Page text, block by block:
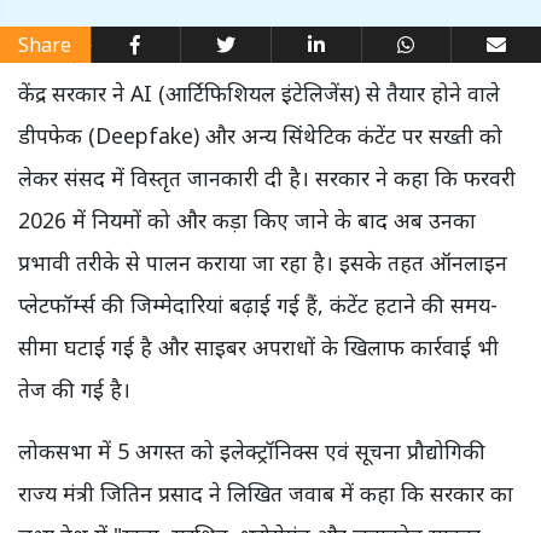
Share
केंद्र सरकार ने AI (आर्टिफिशियल इंटेलिजेंस) से तैयार होने वाले
डीपफेक (Deepfake) और अन्य सिंथेटिक कंटेंट पर सख्ती को
लेकर संसद में विस्तृत जानकारी दी है। सरकार ने कहा कि फरवरी
2026 में नियमों को और कड़ा किए जाने के बाद अब उनका
प्रभावी तरीके से पालन कराया जा रहा है। इसके तहत ऑनलाइन
प्लेटफॉर्म्स की जिम्मेदारियां बढ़ाई गई हैं, कंटेंट हटाने की समय-
सीमा घटाई गई है और साइबर अपराधों के खिलाफ कार्रवाई भी
तेज की गई है।
लोकसभा में 5 अगस्त को इलेक्ट्रॉनिक्स एवं सूचना प्रौद्योगिकी
राज्य मंत्री जितिन प्रसाद ने लिखित जवाब में कहा कि सरकार का